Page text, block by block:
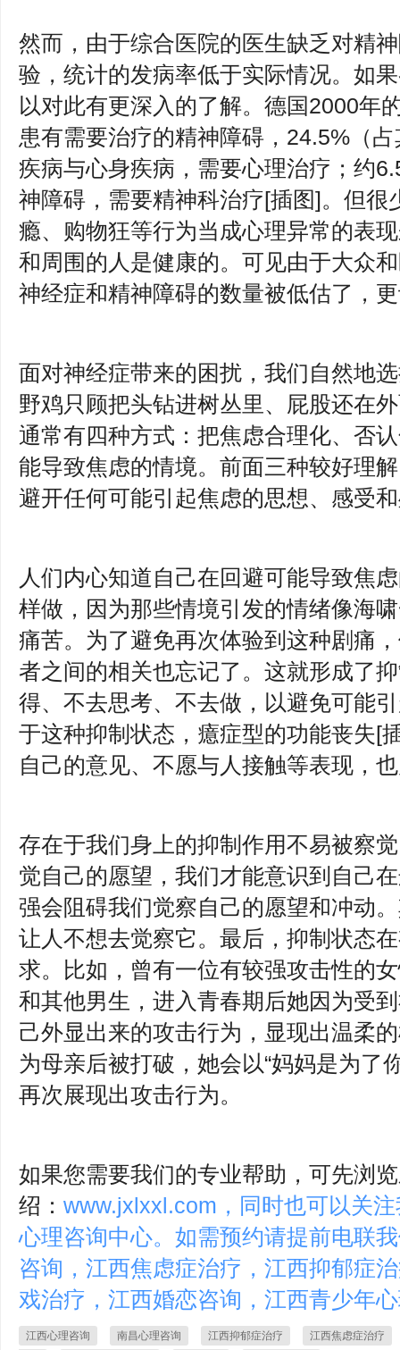
然而，由于综合医院的医生缺乏对精
验，统计的发病率低于实际情况。如
以对此有更深入的了解。德国2000年
患有需要治疗的精神障碍，24.5%（
疾病与心身疾病，需要心理治疗；约
神障碍，需要精神科治疗[插图]。但很
瘾、购物狂等行为当成心理异常的表
和周围的人是健康的。可见由于大众
神经症和精神障碍的数量被低估了，
面对神经症带来的困扰，我们自然地
野鸡只顾把头钻进树丛里、屁股还在
通常有四种方式：把焦虑合理化、否
能导致焦虑的情境。前面三种较好理
避开任何可能引起焦虑的思想、感受
人们内心知道自己在回避可能导致焦
样做，因为那些情境引发的情绪像海
痛苦。为了避免再次体验到这种剧痛
者之间的相关也忘记了。这就形成了
得、不去思考、不去做，以避免可能
于这种抑制状态，癔症型的功能丧失[
自己的意见、不愿与人接触等表现，
存在于我们身上的抑制作用不易被察
觉自己的愿望，我们才能意识到自己
强会阻碍我们觉察自己的愿望和冲动
让人不想去觉察它。最后，抑制状态
求。比如，曾有一位有较强攻击性的
和其他男生，进入青春期后她因为受
己外显出来的攻击行为，显现出温柔
为母亲后被打破，她会以“妈妈是为了
再次展现出攻击行为。
如果您需要我们的专业帮助，可先浏
绍： www.jxlxxl.com，同时也可以关
心理咨询中心。如需预约请提前电联
咨询，江西焦虑症治疗，江西抑郁症
戏治疗，江西婚恋咨询，江西青少年
江西心理咨询 南昌心理咨询 江西抑郁症治疗
江西焦虑症治疗